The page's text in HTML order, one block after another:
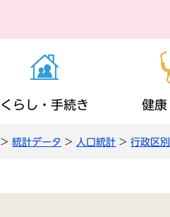
くらし・手続き 健康
>統計データ > 人口統計 >行政区